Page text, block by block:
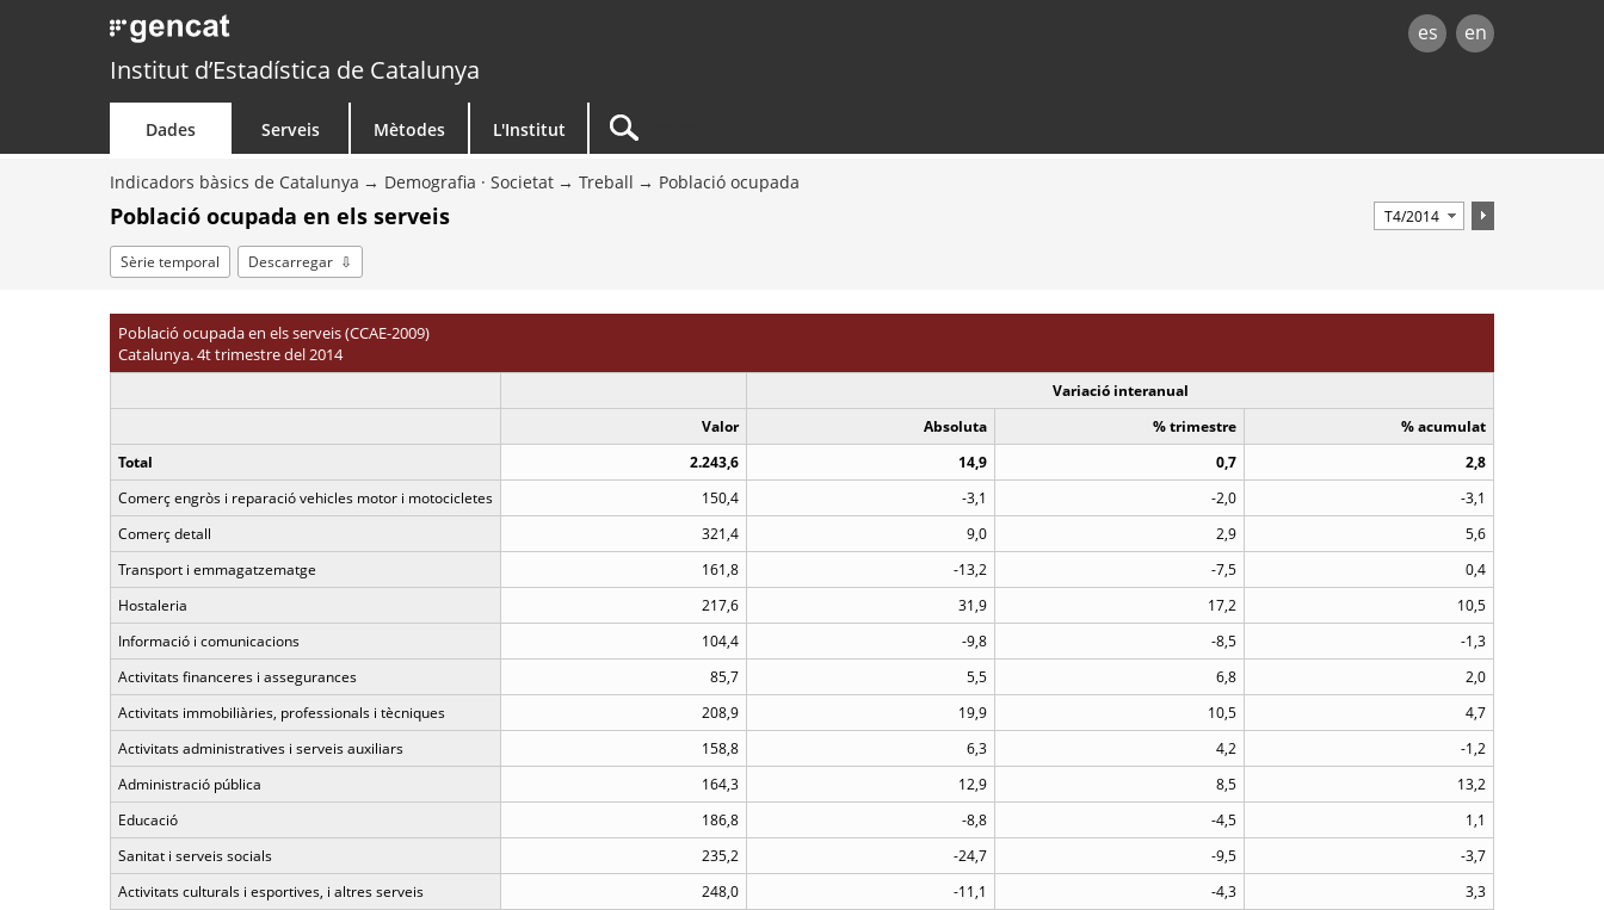
es en
Institut d’Estadística de Catalunya
Dades Serveis Mètodes L'Institut
Indicadors bàsics de Catalunya Demografia · Societat Treball Població ocupada
Població ocupada en els serveis
Sèrie temporal Descarregar
Població ocupada en els serveis (CCAE-2009)
Catalunya. 4t trimestre del 2014
Variació interanual
Valor
Absoluta % trimestre
% acumulat
Total
2.243,6 14,9 0,7
2,8
Comerç engròs i reparació vehicles motor i motocicletes
150,4 -3,1 -2,0
-3,1
Comerç detall
321,4 9,0 2,9
5,6
Transport i emmagatzematge
161,8 -13,2 -7,5
0,4
Hostaleria
217,6 31,9 17,2
10,5
Informació i comunicacions
104,4 -9,8 -8,5
-1,3
Activitats financeres i assegurances
85,7 5,5 6,8
2,0
Activitats immobiliàries, professionals i tècniques
208,9 19,9 10,5
4,7
Activitats administratives i serveis auxiliars
158,8 6,3 4,2
-1,2
Administració pública
164,3 12,9 8,5
13,2
Educació
186,8 -8,8 -4,5
1,1
Sanitat i serveis socials
235,2 -24,7 -9,5
-3,7
Activitats culturals i esportives, i altres serveis
248,0 -11,1 -4,3
3,3